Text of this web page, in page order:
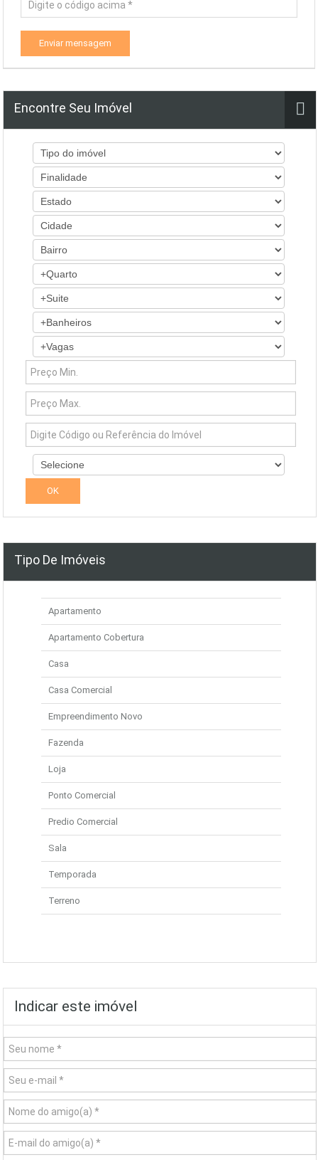
Enviar mensagem
Encontre Seu Imóvel
Tipo De Imóveis
Apartamento
Apartamento Cobertura
Casa
Casa Comercial
Empreendimento Novo
Fazenda
Loja
Ponto Comercial
Predio Comercial
Sala
Temporada
Terreno
Indicar este imóvel